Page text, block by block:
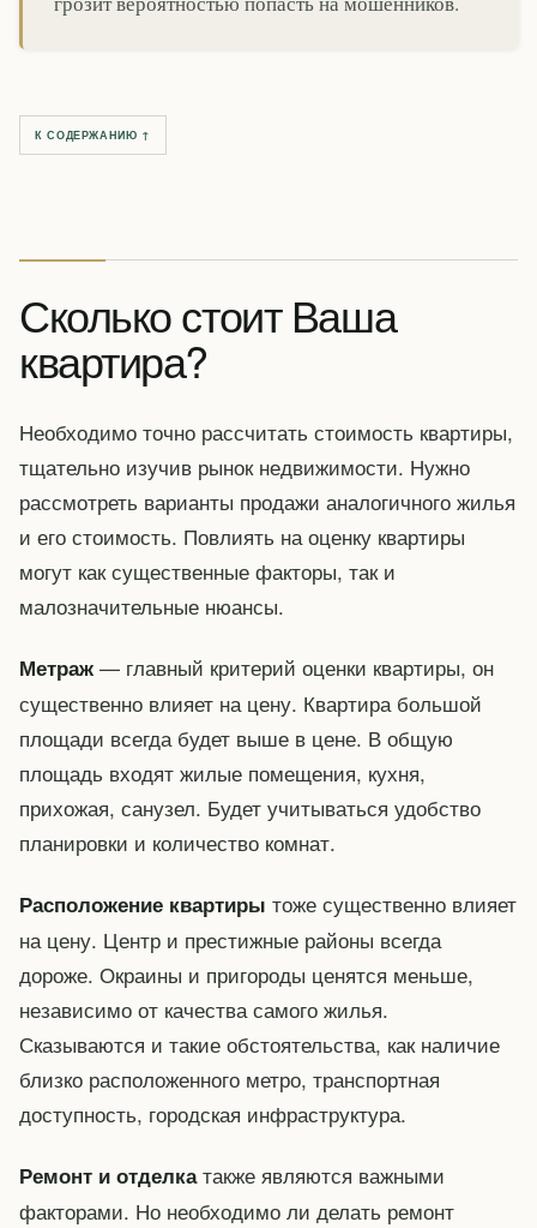
К СОДЕРЖАНИЮ ↑
Сколько стоит Ваша
квартира?
Необходимо точно рассчитать стоимость квартиры,
тщательно изучив рынок недвижимости. Нужно
рассмотреть варианты продажи аналогичного жилья
и его стоимость. Повлиять на оценку квартиры
могут как существенные факторы, так и
малозначительные нюансы.
Метраж — главный критерий оценки квартиры, он
существенно влияет на цену. Квартира большой
площади всегда будет выше в цене. В общую
площадь входят жилые помещения, кухня,
прихожая, санузел. Будет учитываться удобство
планировки и количество комнат.
Расположение квартиры тоже существенно влияет
на цену. Центр и престижные районы всегда
дороже. Окраины и пригороды ценятся меньше,
независимо от качества самого жилья.
Сказываются и такие обстоятельства, как наличие
близко расположенного метро, транспортная
доступность, городская инфраструктура.
Ремонт и отделкатакже являются важными
факторами. Но необходимо ли делать ремонт